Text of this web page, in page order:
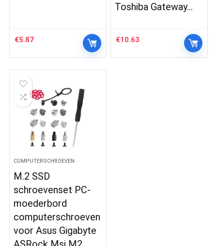
€5.87
Toshiba Gateway…
€10.63
COMPUTERSCHROEVEN
M.2 SSD
schroevenset PC-
moederbord
computerschroeven
voor Asus Gigabyte